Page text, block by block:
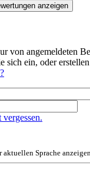
anzeigen
von angemeldeten
sich ein, oder
Sprache